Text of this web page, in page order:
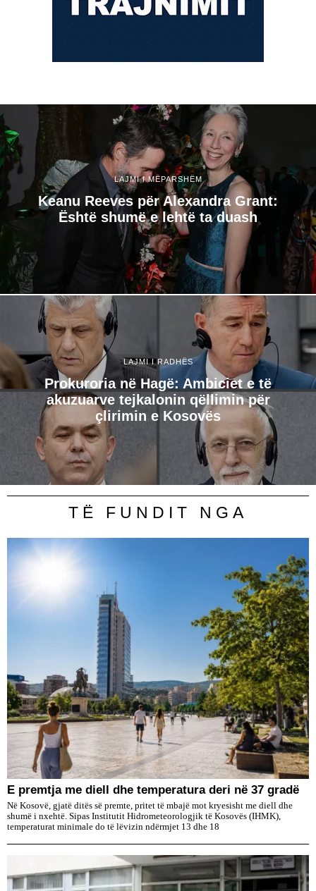
LAJMI I MËPARSHËM
Keanu Reeves për Alexandra Grant:
Është shumë e lehtë ta duash
LAJMI I RADHËS
Prokuroria në Hagë: Ambiciet e të
akuzuarve tejkalonin qëllimin për
çlirimin e Kosovës
TË FUNDIT NGA
E premtja me diell dhe temperatura deri në 37 gradë
Në Kosovë, gjatë ditës së premte, pritet të mbajë mot kryesisht me diell dhe
shumë i nxehtë. Sipas Institutit Hidrometeorologjik të Kosovës (IHMK),
temperaturat minimale do të lëvizin ndërmjet 13 dhe 18